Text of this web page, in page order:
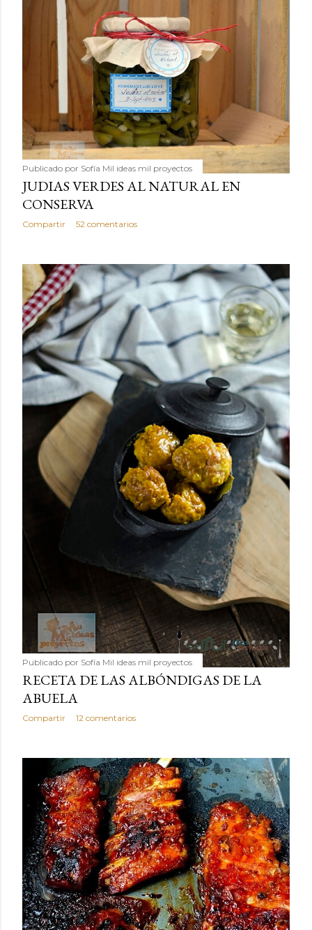
Publicado por Sofía Mil ideas mil proyectos
JUDIAS VERDES AL NATURAL EN
CONSERVA
Compartir 52 comentarios
Publicado por Sofía Mil ideas mil proyectos
RECETA DE LAS ALBÓNDIGAS DE LA
ABUELA
Compartir 12 comentarios